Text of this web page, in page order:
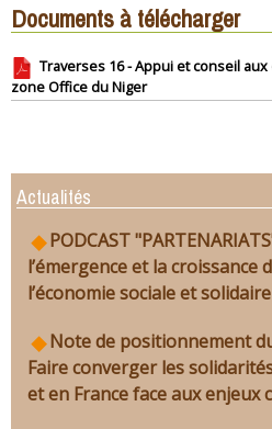
Documents à télécharger
Traverses 16 - Appui et conseil
zone Office du Niger
Actualités
PODCAST
l’émergence et la croissance
l’économie sociale et
Note de positionnement
Faire converger les
et en France face aux enjeux